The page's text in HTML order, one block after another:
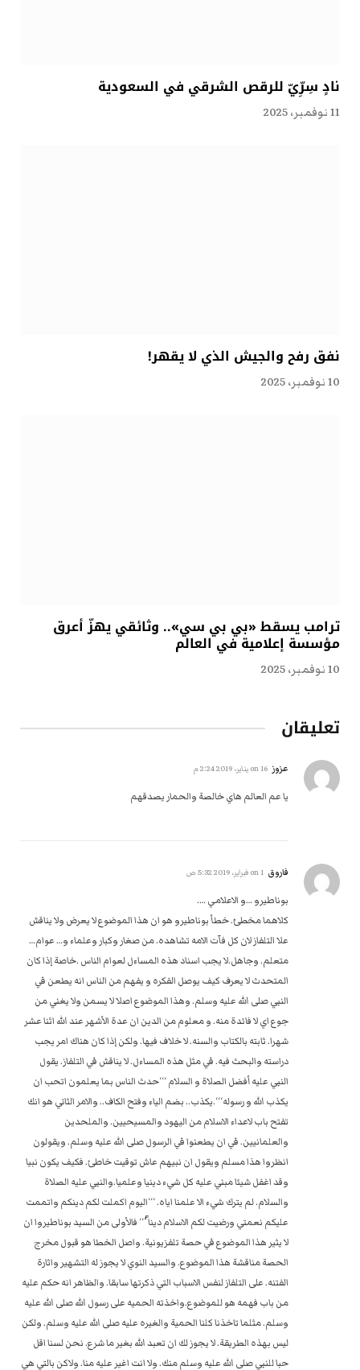
نادٍ سِرِّيّ للرقص الشرقي في السعودية
11 نوفمبر، 2025
نفق رفح والجيش الذي لا يقهر!
10 نوفمبر، 2025
ترامب يسقط «بي بي سي».. وثائقي يهزّ أعرق
مؤسسة إعلامية في العالم
10 نوفمبر، 2025
تعليقان
عزوز 16 يناير، 2019 2:24 م
يا عم العالم هاي خالصة والحمار يصدقهم
فاروق 1 فبراير، 2019 5:32 ص
بوناطيرو …و الاعلامي ….
كلاهما مخطئ. خطأ بوناطيرو هو ان هذا الموضوع لا يعرض ولا يناقش
علا التلفاز لان كل فآت الامه تشاهده. من صغار وكبار وعلماء و… عوام…
متعلم. وجاهل.لا يجب اسناد هذه المساءل لعوام الناس .خاصة إذا كان
المتحدث لا يعرف كيف يوصل الفكره و يفهم من الناس انه يطعن في
النبي صلى الله عليه وسلم. وهذا الموضوع اصلا لا يسمن ولا يغني من
جوع اي لا فائدة منه. و معلوم من الدين ان عدة الأشهر عند الله اثنا عشر
شهرا. ثابته بالكتاب والسنه. لا خلاف فيها. ولكن إذا كان هناك امر يجب
دراسته والبحث فيه. في مثل هذه المساءل. لا يناقش في التلفاز. يقول
النبي عليه أفضل الصلاة و السلام ‘‘‘حدث الناس بما يعلمون اتحب ان
يكذب الله و رسوله‘‘‘.يكذب.. بضم الياء وفتح الكاف.. والامر الثاني هو انك
تفتح باب لاعداء الاسلام من اليهود والمسيحيين. والملحدين
والعلمانيين. في ان يطعنوا في الرسول صلى الله عليه وسلم. ويقولون
انظروا هذا مسلم ويقول ان نبيهم عاش توقيت خاطئ. فكيف يكون نبيا
وقد اغفل شيئا مبني عليه كل شيء دينيا وعلميا.والنبي عليه الصلاة
والسلام. لم يترك شيء الا علمنا اياه. ‘‘‘اليوم اكملت لكم دينكم واتممت
عليكم نعمتي ورضيت لكم الاسلام دينا‘ً‘‘ فالأولى من السيد بوناطيروا ان
لا يثير هذا الموضوع في حصة تلفزيونية. واصل الخطا هو قبول مخرج
الحصة مناقشة هذا الموضوع. والسيد النوي لا يجوز له التشهير واثارة
الفتنه. على التلفاز لنفس الاسباب التي ذكرتها سابقا. والظاهر انه حكم عليه
من باب فهمه هو للموضوع.واخذته الحميه على رسول الله صلى الله عليه
وسلم. مثلما تاخذنا كلنا الحمية والغيره عليه صلى الله عليه وسلم. ولكن
ليس بهذه الطريقة. لا يجوز لك ان تعبد الله بغير ما شرع. نحن لسنا اقل
حبا للنبي صلى الله عليه وسلم منك. ولا انت اغير عليه منا. ولاكن بالتي هي